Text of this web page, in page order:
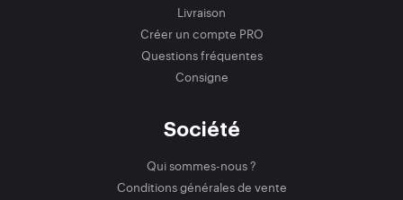
Livraison
Créer un compte PRO
Questions fréquentes
Consigne
Société
Qui sommes-nous ?
Conditions générales de vente